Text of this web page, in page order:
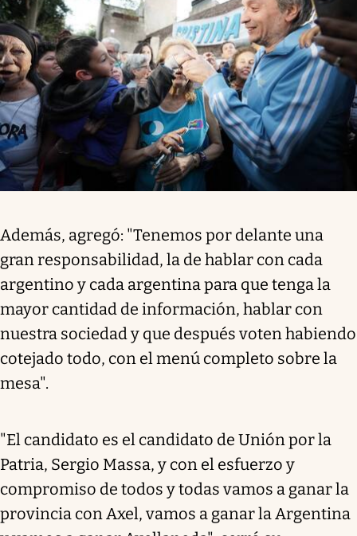
Además, agregó: "Tenemos por delante una
gran responsabilidad, la de hablar con cada
argentino y cada argentina para que tenga la
mayor cantidad de información, hablar con
nuestra sociedad y que después voten habiendo
cotejado todo, con el menú completo sobre la
mesa".
"El candidato es el candidato de Unión por la
Patria, Sergio Massa, y con el esfuerzo y
compromiso de todos y todas vamos a ganar la
provincia con Axel, vamos a ganar la Argentina